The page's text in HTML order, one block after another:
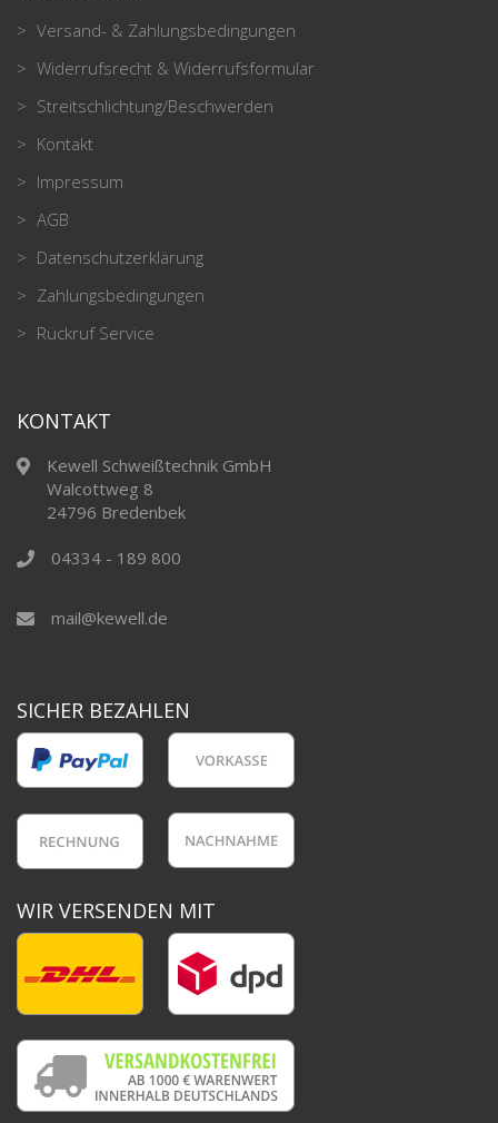
Versand- & Zahlungsbedingungen
Widerrufsrecht & Widerrufsformular
Streitschlichtung/Beschwerden
Kontakt
Impressum
AGB
Datenschutzerklärung
Zahlungsbedingungen
Rückruf Service
KONTAKT
Kewell Schweißtechnik GmbH
Walcottweg 8
24796 Bredenbek
04334 - 189 800
mail@kewell.de
SICHER BEZAHLEN
WIR VERSENDEN MIT